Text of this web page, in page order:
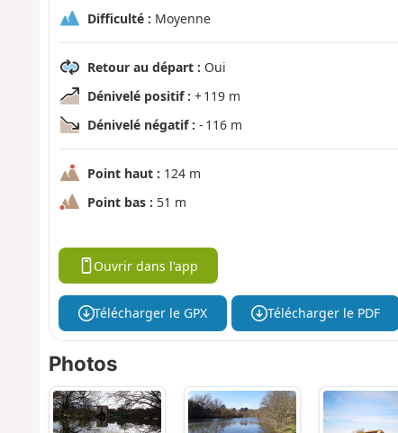
Difficulté : Moyenne
Retour au départ : Oui
Dénivelé positif : + 119 m
Dénivelé négatif : - 116 m
Point haut : 124 m
Point bas : 51 m
Ouvrir dans l'app
Télécharger le GPX Télécharger le PDF
Photos